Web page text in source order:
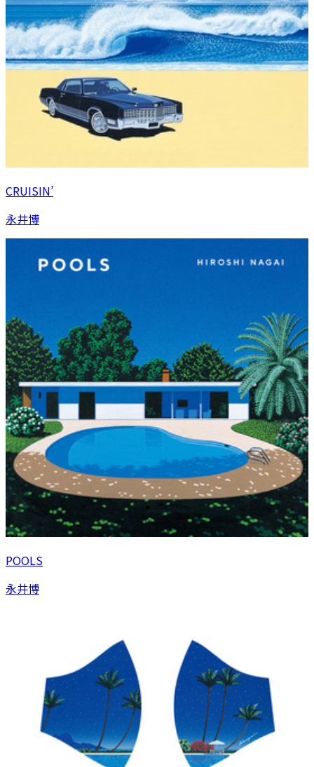
CRUISIN’
永井博
POOLS
永井博